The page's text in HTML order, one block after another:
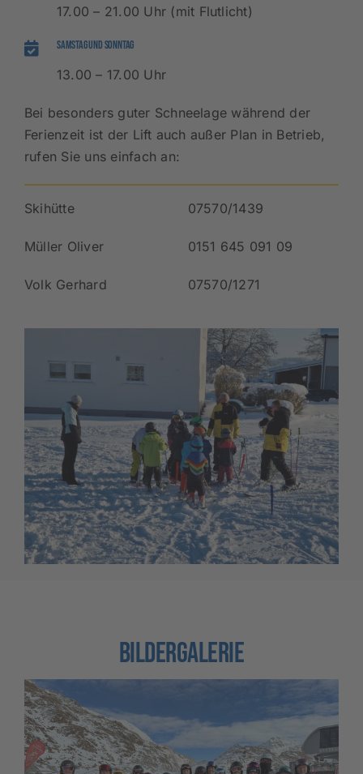
17.00 – 21.00 Uhr (mit Flutlicht)
Samstag und Sonntag
13.00 – 17.00 Uhr
Bei besonders guter Schneelage während der
Ferienzeit ist der Lift auch außer Plan in Betrieb,
rufen Sie uns einfach an:
Skihütte 07570/1439
Müller Oliver 0151 645 091 09
Volk Gerhard 07570/1271
BILDERGALERIE